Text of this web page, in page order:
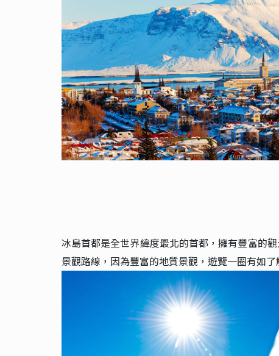
冰島首都是全世界緯度最北的首都，擁有豐富的
景觀路線，因為豐富的地質景觀，遊覽一圈有如